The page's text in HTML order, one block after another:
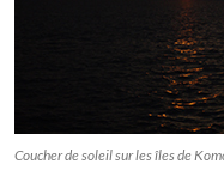
Coucher de soleil sur les îles de